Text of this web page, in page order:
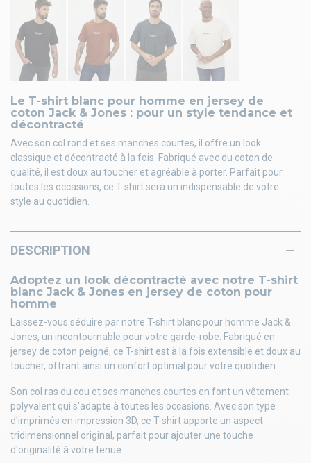
Le T-shirt blanc pour homme en jersey de
coton Jack & Jones : pour un style tendance et
décontracté
Avec son col rond et ses manches courtes, il offre un look
classique et décontracté à la fois. Fabriqué avec du coton de
qualité, il est doux au toucher et agréable à porter. Parfait pour
toutes les occasions, ce T-shirt sera un indispensable de votre
style au quotidien.
DESCRIPTION
Adoptez un look décontracté avec notre T-shirt
blanc Jack & Jones en jersey de coton pour
homme
Laissez-vous séduire par notre T-shirt blanc pour homme Jack &
Jones, un incontournable pour votre garde-robe. Fabriqué en
jersey de coton peigné, ce T-shirt est à la fois extensible et doux au
toucher, offrant ainsi un confort optimal pour votre quotidien.
Son col ras du cou et ses manches courtes en font un vêtement
polyvalent qui s'adapte à toutes les occasions. Avec son type
d'imprimés en impression 3D, ce T-shirt apporte un aspect
tridimensionnel original, parfait pour ajouter une touche
d'originalité à votre tenue.